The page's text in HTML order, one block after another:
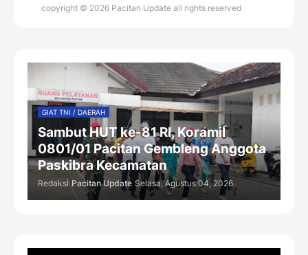
copyright © 2026 Pacitan Update all rights reserved
GIAT TNI / DAERAH
Sambut HUT ke-81 RI, Koramil
0801/01 Pacitan Gembleng Anggota
Paskibra Kecamatan
Redaksi Pacitan Update Selasa, Agustus 04, 2026